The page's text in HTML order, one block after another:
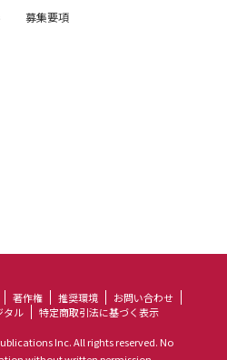
募集要項
著作権 推奨環境
お問い合わせ
タル 特定商取引法に基づく表示
Inc. All rights reserved. No